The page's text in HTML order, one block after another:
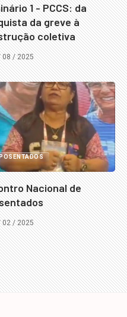
1 - PCCS: da
da greve à
coletiva
/ 2025
Nacional de
/ 2025